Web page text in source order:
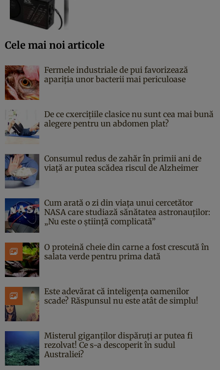
Cele mai noi articole
Fermele industriale de pui favorizează
apariția unor bacterii mai periculoase
De ce cxercițiile clasice nu sunt cea mai bună
alegere pentru un abdomen plat?
Consumul redus de zahăr în primii ani de
viață ar putea scădea riscul de Alzheimer
Cum arată o zi din viața unui cercetător
NASA care studiază sănătatea astronauților:
„Nu este o știință complicată”
O proteină cheie din carne a fost crescută în
salata verde pentru prima dată
Este adevărat că inteligența oamenilor
scade? Răspunsul nu este atât de simplu!
Misterul giganților dispăruți ar putea fi
rezolvat! Ce s-a descoperit în sudul
Australiei?